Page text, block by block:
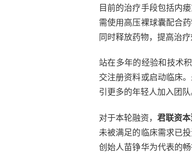
目前的治疗手段包括内
需使用高压裸球囊配合
同时释放药物，提高治
站在多年的经验和技术
交注册资料或启动临床
引更多的年轻人加入团队
对于本轮融资， 君联资
未被满足的临床需求已
创始人苗铮华为代表的